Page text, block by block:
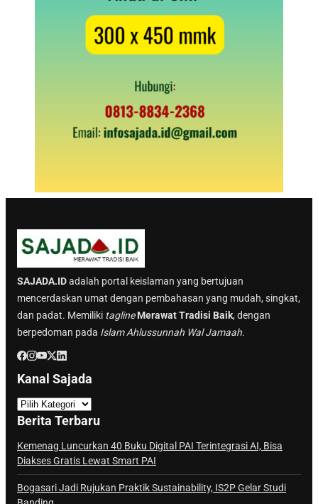
SAJADA.IDadalah portal keislaman yang bertujuan
mencerdaskan umat dengan pembahasan yang mudah, singkat,
dan padat. Memiliki tagline Merawat Tradisi Baik, dengan
berpedoman pada Islam Ahlussunnah Wal Jamaah.
Kanal Sajada
a
n
a
l
a
Berita Terbaru
Kemenag Luncurkan 40 Buku Digital PAI Terintegrasi AI, Bisa
Diakses Gratis Lewat Smart PAI
Bogasari Jadi Rujukan Praktik Sustainability, IS2P Gelar Studi